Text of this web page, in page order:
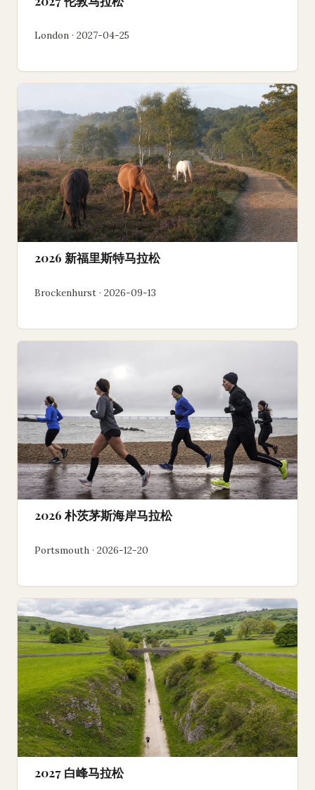
London · 2027-04-25
2026 新福里斯特马拉松
Brockenhurst · 2026-09-13
2026 朴茨茅斯海岸马拉松
Portsmouth · 2026-12-20
2027 白峰马拉松